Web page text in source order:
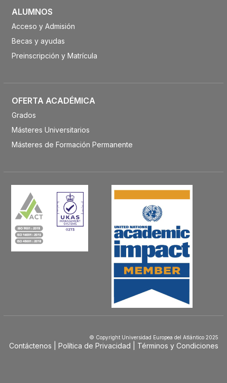
ALUMNOS
Acceso y Admisión
Becas y ayudas
Preinscripción y Matrícula
OFERTA ACADÉMICA
Grados
Másteres Universitarios
Másteres de Formación Permanente
© Copyright Universidad Europea del Atlántico 2025
Contáctenos Política de Privacidad Términos y Condiciones